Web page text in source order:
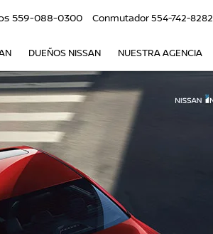
559-088-0300 Conmutador554-742-8282
DUEÑOS NISSAN NUESTRA AGENCIA